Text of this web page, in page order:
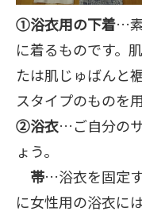
①浴衣用の下着…
に着るものです。
たは肌じゅばんと
スタイプのものを
②浴衣…ご自分の
ょう。
帯…浴衣を固定
に女性用の浴衣に